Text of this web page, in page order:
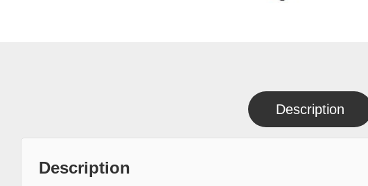
Description
Description